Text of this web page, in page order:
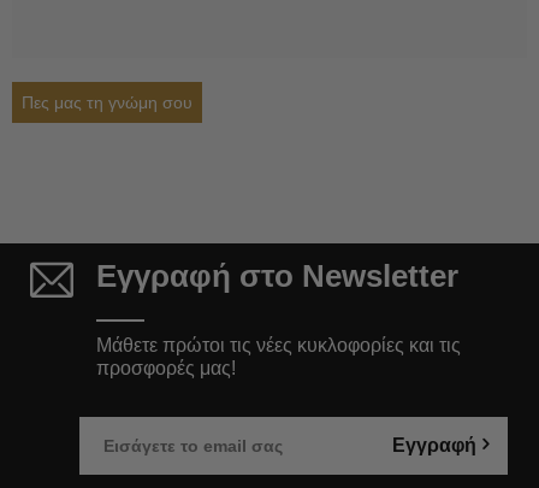
Πες μας τη γνώμη σου
Εγγραφή στο Newsletter
Μάθετε πρώτοι τις νέες κυκλοφορίες και τις
προσφορές μας!
Εγγραφή